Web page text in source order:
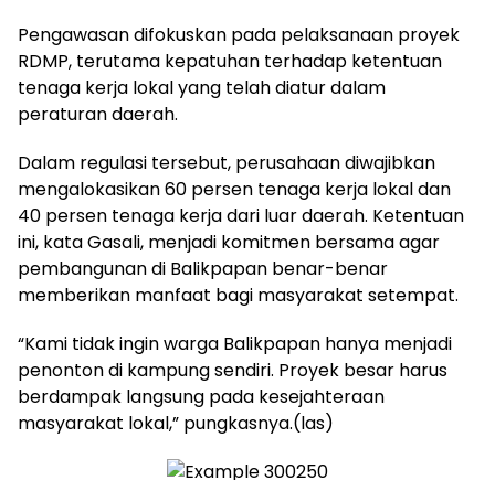
Pengawasan difokuskan pada pelaksanaan proyek
RDMP, terutama kepatuhan terhadap ketentuan
tenaga kerja lokal yang telah diatur dalam
peraturan daerah.
Dalam regulasi tersebut, perusahaan diwajibkan
mengalokasikan 60 persen tenaga kerja lokal dan
40 persen tenaga kerja dari luar daerah. Ketentuan
ini, kata Gasali, menjadi komitmen bersama agar
pembangunan di Balikpapan benar-benar
memberikan manfaat bagi masyarakat setempat.
“Kami tidak ingin warga Balikpapan hanya menjadi
penonton di kampung sendiri. Proyek besar harus
berdampak langsung pada kesejahteraan
masyarakat lokal,” pungkasnya.(las)